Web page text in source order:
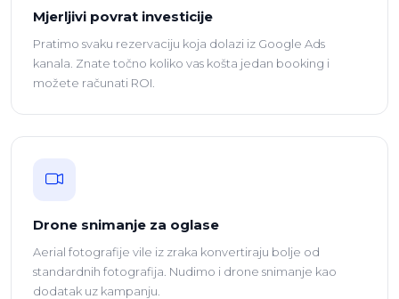
Mjerljivi povrat investicije
Pratimo svaku rezervaciju koja dolazi iz Google Ads
kanala. Znate točno koliko vas košta jedan booking i
možete računati ROI.
Drone snimanje za oglase
Aerial fotografije vile iz zraka konvertiraju bolje od
standardnih fotografija. Nudimo i drone snimanje kao
dodatak uz kampanju.